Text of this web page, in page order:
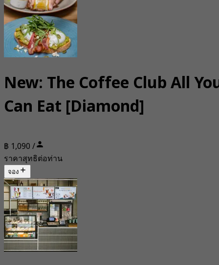
New: The Coffee Club All
Can Eat [Diamond]
฿ 1,090 /
ราคาสุทธิต่อท่าน
จอง